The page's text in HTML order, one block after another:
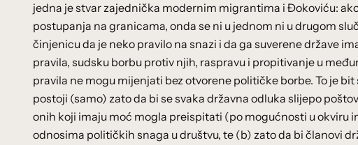
jedna je stvar zajednička modernim migrantima i Đokoviću:
postupanja na granicama, onda se ni u jednom ni u drugom
činjenicu da je neko pravilo na snazi i da ga suverene države
pravila, sudsku borbu protiv njih, raspravu i propitivanje u
pravila ne mogu mijenjati bez otvorene političke borbe. To je
postoji (samo) zato da bi se svaka državna odluka slijepo
onih koji imaju moć mogla preispitati (po mogućnosti u
odnosima političkih snaga u društvu, te (b) zato da bi članovi